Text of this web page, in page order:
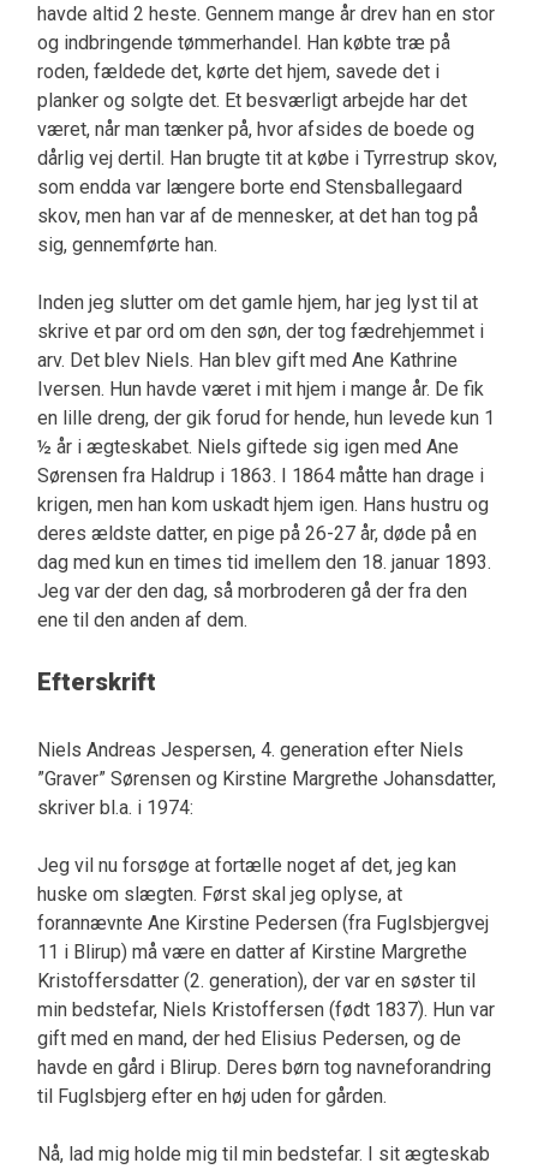
havde altid 2 heste. Gennem mange år drev han en stor
og indbringende tømmerhandel. Han købte træ på
roden, fældede det, kørte det hjem, savede det i
planker og solgte det. Et besværligt arbejde har det
været, når man tænker på, hvor afsides de boede og
dårlig vej dertil. Han brugte tit at købe i Tyrrestrup skov,
som endda var længere borte end Stensballegaard
skov, men han var af de mennesker, at det han tog på
sig, gennemførte han.
Inden jeg slutter om det gamle hjem, har jeg lyst til at
skrive et par ord om den søn, der tog fædrehjemmet i
arv. Det blev Niels. Han blev gift med Ane Kathrine
Iversen. Hun havde været i mit hjem i mange år. De fik
en lille dreng, der gik forud for hende, hun levede kun 1
½ år i ægteskabet. Niels giftede sig igen med Ane
Sørensen fra Haldrup i 1863. I 1864 måtte han drage i
krigen, men han kom uskadt hjem igen. Hans hustru og
deres ældste datter, en pige på 26-27 år, døde på en
dag med kun en times tid imellem den 18. januar 1893.
Jeg var der den dag, så morbroderen gå der fra den
ene til den anden af dem.
Efterskrift
Niels Andreas Jespersen, 4. generation efter Niels
”Graver” Sørensen og Kirstine Margrethe Johansdatter,
skriver bl.a. i 1974:
Jeg vil nu forsøge at fortælle noget af det, jeg kan
huske om slægten. Først skal jeg oplyse, at
forannævnte Ane Kirstine Pedersen (fra Fuglsbjergvej
11 i Blirup) må være en datter af Kirstine Margrethe
Kristoffersdatter (2. generation), der var en søster til
min bedstefar, Niels Kristoffersen (født 1837). Hun var
gift med en mand, der hed Elisius Pedersen, og de
havde en gård i Blirup. Deres børn tog navneforandring
til Fuglsbjerg efter en høj uden for gården.
Nå, lad mig holde mig til min bedstefar. I sit ægteskab